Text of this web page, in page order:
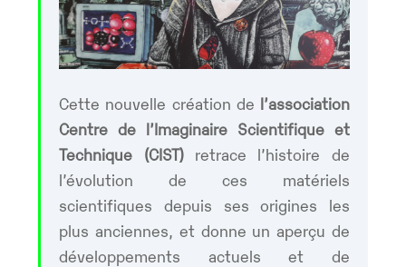
Cette nouvelle création de l’association
Centre de l’Imaginaire Scientifique et
Technique (CIST)retrace l’histoire de
l’évolution de ces matériels
scientifiques depuis ses origines les
plus anciennes, et donne un aperçu de
développements actuels et de